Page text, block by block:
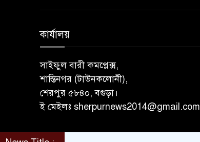
কার্যালয়
সাইফুল বারী কমপ্লেক্স,
শান্তিনগর (টাউনকলোনী),
শেরপুর ৫৮৪০, বগুড়া।
ই মেইলঃ sherpurnews2014@gmail.com